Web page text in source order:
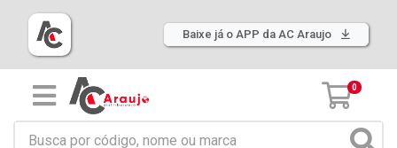
Baixe já o APP da AC Araujo
0